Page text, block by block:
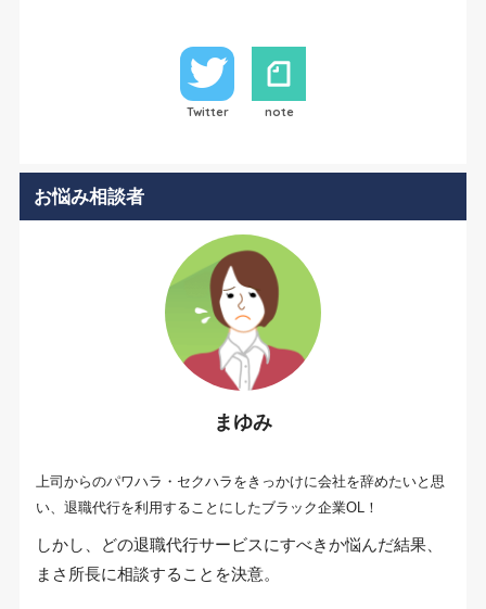
Twitter note
お悩み相談者
まゆみ
上司からのパワハラ・セクハラをきっかけに会社を辞めたいと思
い、退職代行を利用することにしたブラック企業OL！
しかし、どの退職代行サービスにすべきか悩んだ結果、
まさ所長に相談することを決意。